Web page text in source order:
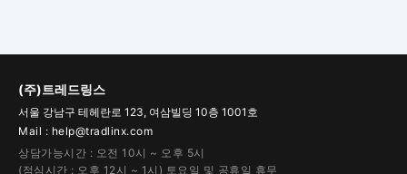
(주)트레드링스
서울 강남구 테헤란로 123, 여삼빌딩 10층 1001호
Mail : help@tradlinx.com
상담가능시간 : 오전 10시 ~ 오후 5시
(점심시간 : 오후 12시 ~ 1시) 토요일 및 공휴일 휴무